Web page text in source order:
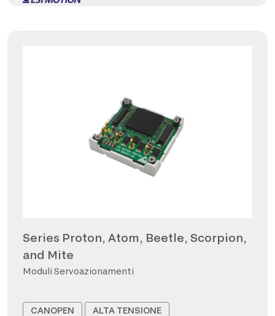
Series Proton, Atom, Beetle, Scorpion,
and Mite
Moduli Servoazionamenti
CANOPEN
ALTA TENSIONE